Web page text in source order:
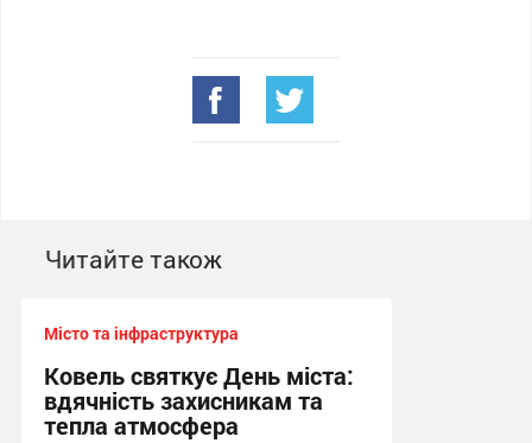
Читайте також
Місто та інфраструктура
Ковель святкує День міста:
вдячність захисникам та
тепла атмосфера